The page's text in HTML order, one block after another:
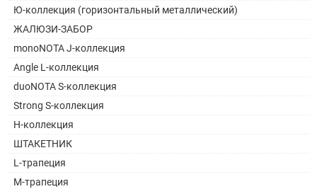
Ю-коллекция (горизонтальный металлический)
ЖАЛЮЗИ-ЗАБОР
monoNOTA J-коллекция
Angle L-коллекция
duoNOTA S-коллекция
Strong S-коллекция
H-коллекция
ШТАКЕТНИК
L-трапеция
M-трапеция